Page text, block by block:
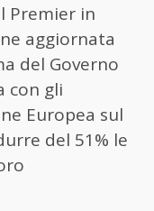
Premier in
aggiornata
del Governo
con gli
Europea sul
del 51% le